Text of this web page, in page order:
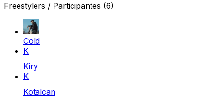
Freestylers / Participantes (6)
Cold
K
Kiry
K
Kotalcan